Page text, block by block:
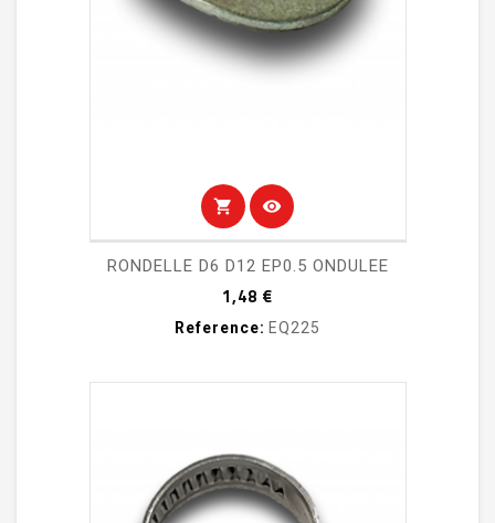
shopping_cart visibility
RONDELLE D6 D12 EP0.5 ONDULEE
1,48 €
Reference: EQ225